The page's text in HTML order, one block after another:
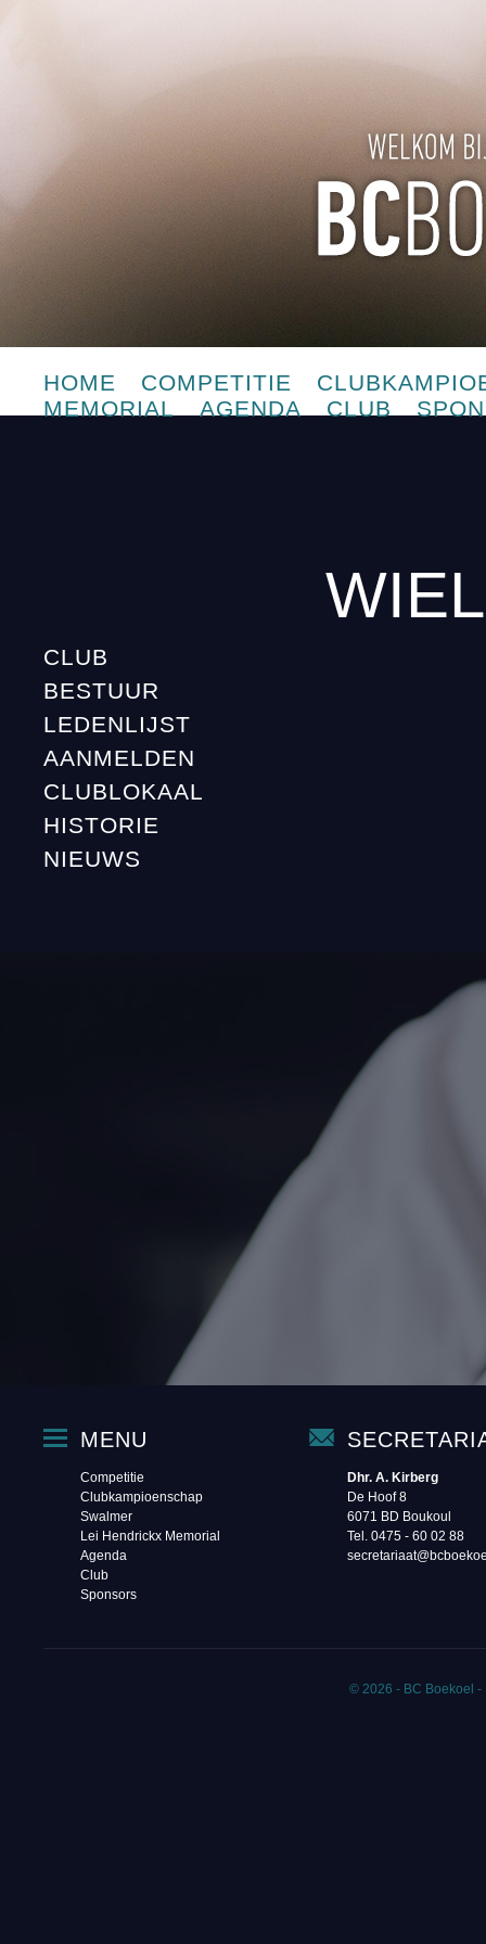
HOME COMPETITIE
MEMORIAL
AGENDA CLUB
CLUB
BESTUUR
LEDENLIJST
AANMELDEN
CLUBLOKAAL
HISTORIE
NIEUWS
MENU
Competitie
Clubkampioenschap
Swalmer
Lei Hendrickx Memorial
Agenda
Club
Sponsors
Dhr. A. Kirberg
De Hoof 8
6071 BD Boukoul
Tel. 0475 - 60 02 88‬
© 2026 - BC Boekoel